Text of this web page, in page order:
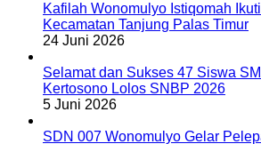
Kafilah Wonomulyo Istiqomah Ikuti
Kecamatan Tanjung Palas Timur
24 Juni 2026
Selamat dan Sukses 47 Siswa
Kertosono Lolos SNBP 2026
5 Juni 2026
SDN 007 Wonomulyo Gelar